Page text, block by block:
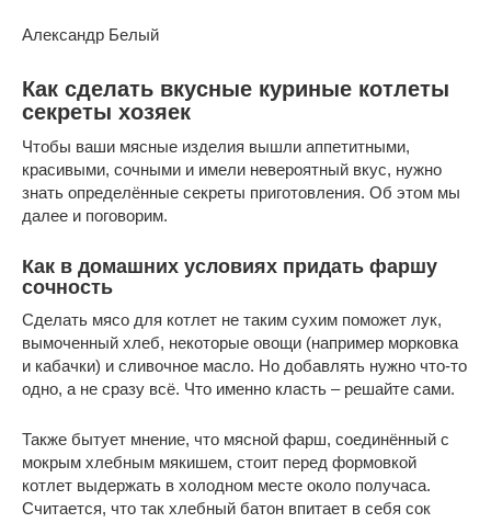
Александр Белый
Как сделать вкусные куриные котлеты
секреты хозяек
Чтобы ваши мясные изделия вышли аппетитными,
красивыми, сочными и имели невероятный вкус, нужно
знать определённые секреты приготовления. Об этом мы
далее и поговорим.
Как в домашних условиях придать фаршу
сочность
Сделать мясо для котлет не таким сухим поможет лук,
вымоченный хлеб, некоторые овощи (например морковка
и кабачки) и сливочное масло. Но добавлять нужно что-то
одно, а не сразу всё. Что именно класть – решайте сами.
Также бытует мнение, что мясной фарш, соединённый с
мокрым хлебным мякишем, стоит перед формовкой
котлет выдержать в холодном месте около получаса.
Считается, что так хлебный батон впитает в себя сок